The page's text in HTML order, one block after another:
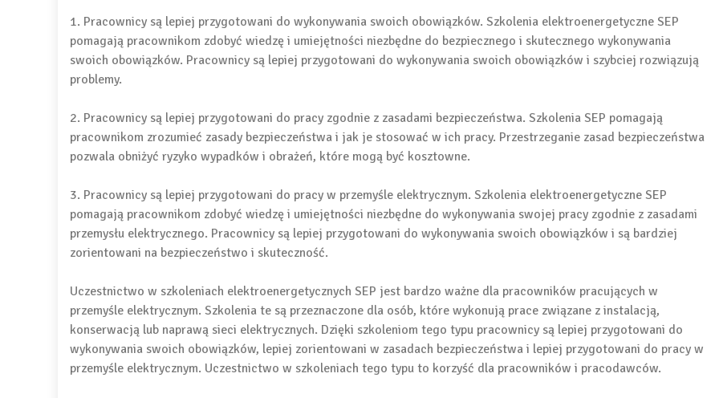
1. Pracownicy są lepiej przygotowani do wykonywania swoich obowiązków. Szkolenia elektroenergetyczne SEP
pomagają pracownikom zdobyć wiedzę i umiejętności niezbędne do bezpiecznego i skutecznego wykonywania
swoich obowiązków. Pracownicy są lepiej przygotowani do wykonywania swoich obowiązków i szybciej rozwiązują
problemy.
2. Pracownicy są lepiej przygotowani do pracy zgodnie z zasadami bezpieczeństwa. Szkolenia SEP pomagają
pracownikom zrozumieć zasady bezpieczeństwa i jak je stosować w ich pracy. Przestrzeganie zasad bezpieczeństwa
pozwala obniżyć ryzyko wypadków i obrażeń, które mogą być kosztowne.
3. Pracownicy są lepiej przygotowani do pracy w przemyśle elektrycznym. Szkolenia elektroenergetyczne SEP
pomagają pracownikom zdobyć wiedzę i umiejętności niezbędne do wykonywania swojej pracy zgodnie z zasadami
przemysłu elektrycznego. Pracownicy są lepiej przygotowani do wykonywania swoich obowiązków i są bardziej
zorientowani na bezpieczeństwo i skuteczność.
Uczestnictwo w szkoleniach elektroenergetycznych SEP jest bardzo ważne dla pracowników pracujących w
przemyśle elektrycznym. Szkolenia te są przeznaczone dla osób, które wykonują prace związane z instalacją,
konserwacją lub naprawą sieci elektrycznych. Dzięki szkoleniom tego typu pracownicy są lepiej przygotowani do
wykonywania swoich obowiązków, lepiej zorientowani w zasadach bezpieczeństwa i lepiej przygotowani do pracy w
przemyśle elektrycznym. Uczestnictwo w szkoleniach tego typu to korzyść dla pracowników i pracodawców.